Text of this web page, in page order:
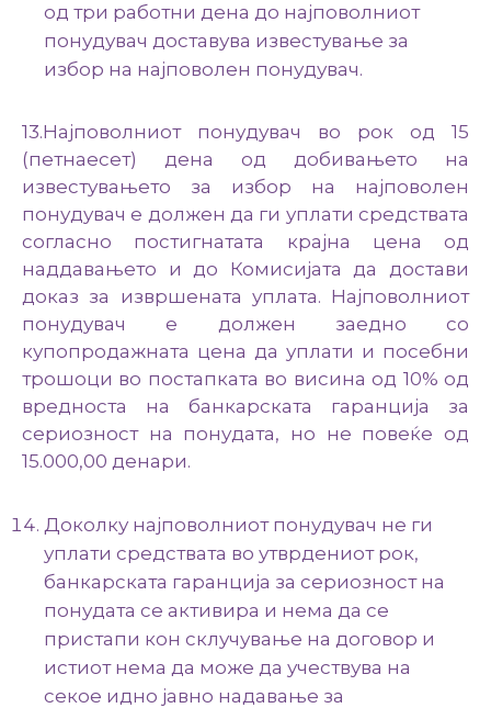
од три работни дена до најповолниот
понудувач доставува известување за
избор на најповолен понудувач.
13.Најповолниот понудувач во рок од 15
(петнаесет) дена од добивањето на
известувањето за избор на најповолен
понудувач е должен да ги уплати средствата
согласно постигнатата крајна цена од
наддавањето и до Комисијата да достави
доказ за извршената уплата. Најповолниот
понудувач е должен заедно со
купопродажната цена да уплати и посебни
трошоци во постапката во висина од 10% од
вредноста на банкарската гаранција за
сериозност на понудата, но не повеќе од
15.000,00 денари.
Доколку најповолниот понудувач не ги
уплати средствата во утврдениот рок,
банкарската гаранција за сериозност на
понудата се активира и нема да се
пристапи кон склучување на договор и
истиот нема да може да учествува на
секое идно јавно надавање за